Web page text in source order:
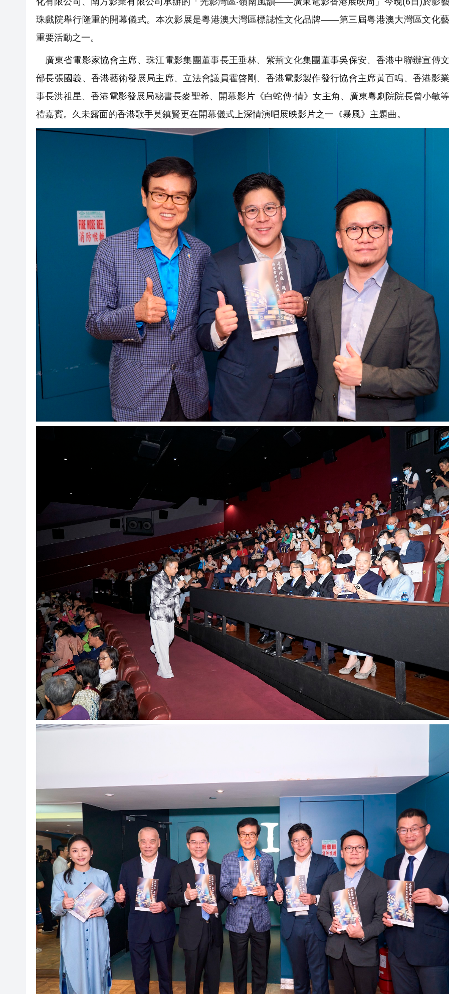
珠戲院舉行隆重的開幕儀式。本次影展是粵港澳大灣區標誌性文化品牌——第三屆粵港澳大灣區文化
重要活動之一。
廣東省電影家協會主席、珠江電影集團董事長王垂林、紫荊文化集團董事吳保安、香港中聯辦宣傳
部長張國義、香港藝術發展局主席、立法會議員霍啓剛、香港電影製作發行協會主席黃百鳴、香港影
事長洪祖星、香港電影發展局秘書長麥聖希、開幕影片《白蛇傳·情》女主角、廣東粵劇院院長曾小敏
禮嘉賓。久未露面的香港歌手莫鎮賢更在開幕儀式上深情演唱展映影片之一《暴風》主題曲。